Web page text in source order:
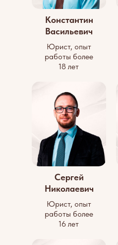
Константин
Васильевич
Юрист, опыт
работы более
18 лет
Сергей
Николаевич
Юрист, опыт
работы более
16 лет